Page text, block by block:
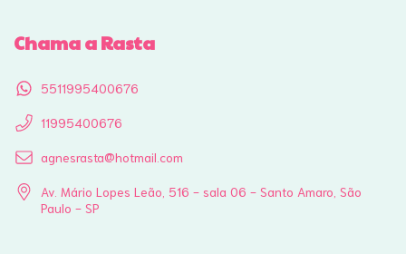
Chama a Rasta
5511995400676
11995400676
agnesrasta@hotmail.com
Av. Mário Lopes Leão, 516 - sala 06 - Santo Amaro, São
Paulo - SP